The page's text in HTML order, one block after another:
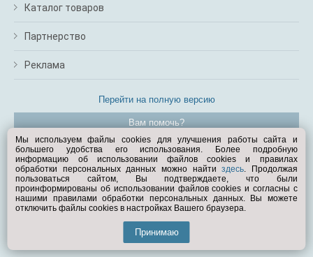
Каталог товаров
Партнерство
Реклама
Перейти на полную версию
Вам помочь?
© Exist.ru 1998—2026
Мы используем файлы cookies для улучшения работы сайта и
большего удобства его использования. Более подробную
информацию об использовании файлов cookies и правилах
обработки персональных данных можно найтиздесь. Продолжая
пользоваться сайтом, Вы подтверждаете, что были
проинформированы об использовании файлов cookies и согласны с
нашими правилами обработки персональных данных. Вы можете
отключить файлы cookies в настройках Вашего браузера.
Принимаю